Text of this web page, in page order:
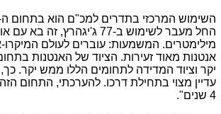
מילימטרים. המשמעות: עוברים לעולם
4 שנים".